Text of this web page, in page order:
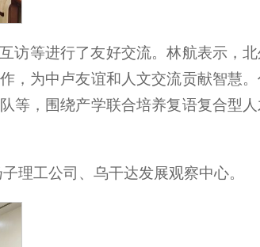
访等进行了友好交流。林航表示，
，为中卢友谊和人文交流贡献智慧
等，围绕产学联合培养复语复合型
理工公司、乌干达发展观察中心。